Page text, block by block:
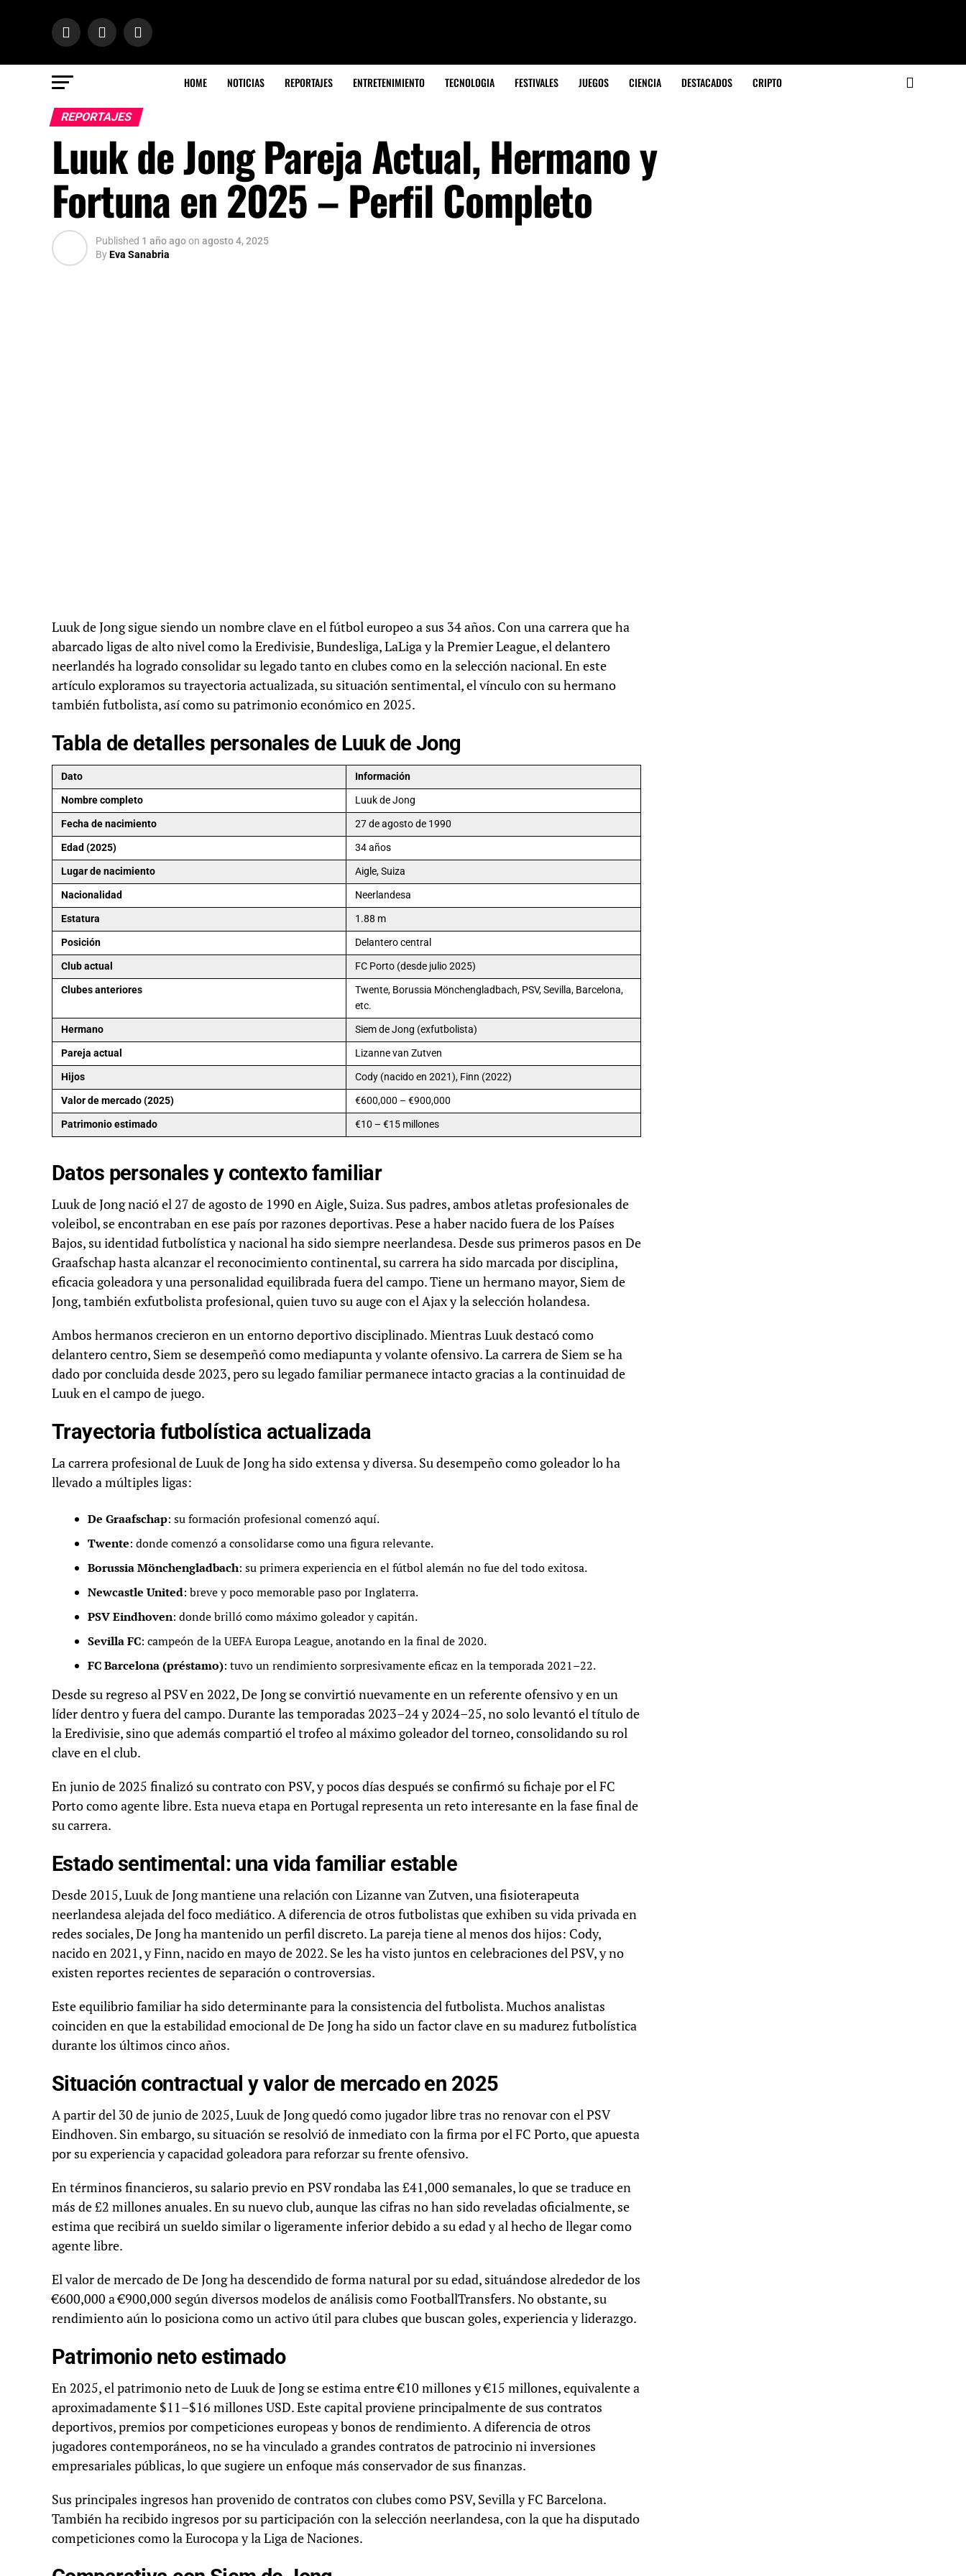
HOME NOTICIAS REPORTAJES ENTRETENIMIENTO TECNOLOGIA FESTIVALES JUEGOS CIENCIA DESTACADOS CRIPTO
REPORTAJES
Luuk de Jong Pareja Actual, Hermano y
Fortuna en 2025 – Perfil Completo
Published 1 año agoon agosto 4, 2025
ByEva Sanabria
Luuk de Jong sigue siendo un nombre clave en el fútbol europeo a sus 34 años. Con una carrera que ha
abarcado ligas de alto nivel como la Eredivisie, Bundesliga, LaLiga y la Premier League, el delantero
neerlandés ha logrado consolidar su legado tanto en clubes como en la selección nacional. En este
artículo exploramos su trayectoria actualizada, su situación sentimental, el vínculo con su hermano
también futbolista, así como su patrimonio económico en 2025.
Tabla de detalles personales de Luuk de Jong
Dato
Información
Nombre completo
Luuk de Jong
Fecha de nacimiento
27 de agosto de 1990
Edad (2025)
34 años
Lugar de nacimiento
Aigle, Suiza
Nacionalidad
Neerlandesa
Estatura
1.88 m
Posición
Delantero central
Club actual
FC Porto (desde julio 2025)
Clubes anteriores
Twente, Borussia Mönchengladbach, PSV, Sevilla, Barcelona,
etc.
Hermano
Siem de Jong (exfutbolista)
Pareja actual
Lizanne van Zutven
Hijos
Cody (nacido en 2021), Finn (2022)
Valor de mercado (2025)
€600,000 – €900,000
Patrimonio estimado
€10 – €15 millones
Datos personales y contexto familiar
Luuk de Jong nació el 27 de agosto de 1990 en Aigle, Suiza. Sus padres, ambos atletas profesionales de
voleibol, se encontraban en ese país por razones deportivas. Pese a haber nacido fuera de los Países
Bajos, su identidad futbolística y nacional ha sido siempre neerlandesa. Desde sus primeros pasos en De
Graafschap hasta alcanzar el reconocimiento continental, su carrera ha sido marcada por disciplina,
eficacia goleadora y una personalidad equilibrada fuera del campo. Tiene un hermano mayor, Siem de
Jong, también exfutbolista profesional, quien tuvo su auge con el Ajax y la selección holandesa.
Ambos hermanos crecieron en un entorno deportivo disciplinado. Mientras Luuk destacó como
delantero centro, Siem se desempeñó como mediapunta y volante ofensivo. La carrera de Siem se ha
dado por concluida desde 2023, pero su legado familiar permanece intacto gracias a la continuidad de
Luuk en el campo de juego.
Trayectoria futbolística actualizada
La carrera profesional de Luuk de Jong ha sido extensa y diversa. Su desempeño como goleador lo ha
llevado a múltiples ligas:
De Graafschap: su formación profesional comenzó aquí.
Twente: donde comenzó a consolidarse como una figura relevante.
Borussia Mönchengladbach: su primera experiencia en el fútbol alemán no fue del todo exitosa.
Newcastle United: breve y poco memorable paso por Inglaterra.
PSV Eindhoven: donde brilló como máximo goleador y capitán.
Sevilla FC: campeón de la UEFA Europa League, anotando en la final de 2020.
FC Barcelona (préstamo): tuvo un rendimiento sorpresivamente eficaz en la temporada 2021–22.
Desde su regreso al PSV en 2022, De Jong se convirtió nuevamente en un referente ofensivo y en un
líder dentro y fuera del campo. Durante las temporadas 2023–24 y 2024–25, no solo levantó el título de
la Eredivisie, sino que además compartió el trofeo al máximo goleador del torneo, consolidando su rol
clave en el club.
En junio de 2025 finalizó su contrato con PSV, y pocos días después se confirmó su fichaje por el FC
Porto como agente libre. Esta nueva etapa en Portugal representa un reto interesante en la fase final de
su carrera.
Estado sentimental: una vida familiar estable
Desde 2015, Luuk de Jong mantiene una relación con Lizanne van Zutven, una fisioterapeuta
neerlandesa alejada del foco mediático. A diferencia de otros futbolistas que exhiben su vida privada en
redes sociales, De Jong ha mantenido un perfil discreto. La pareja tiene al menos dos hijos: Cody,
nacido en 2021, y Finn, nacido en mayo de 2022. Se les ha visto juntos en celebraciones del PSV, y no
existen reportes recientes de separación o controversias.
Este equilibrio familiar ha sido determinante para la consistencia del futbolista. Muchos analistas
coinciden en que la estabilidad emocional de De Jong ha sido un factor clave en su madurez futbolística
durante los últimos cinco años.
Situación contractual y valor de mercado en 2025
A partir del 30 de junio de 2025, Luuk de Jong quedó como jugador libre tras no renovar con el PSV
Eindhoven. Sin embargo, su situación se resolvió de inmediato con la firma por el FC Porto, que apuesta
por su experiencia y capacidad goleadora para reforzar su frente ofensivo.
En términos financieros, su salario previo en PSV rondaba las £41,000 semanales, lo que se traduce en
más de £2 millones anuales. En su nuevo club, aunque las cifras no han sido reveladas oficialmente, se
estima que recibirá un sueldo similar o ligeramente inferior debido a su edad y al hecho de llegar como
agente libre.
El valor de mercado de De Jong ha descendido de forma natural por su edad, situándose alrededor de los
€600,000 a €900,000 según diversos modelos de análisis como FootballTransfers. No obstante, su
rendimiento aún lo posiciona como un activo útil para clubes que buscan goles, experiencia y liderazgo.
Patrimonio neto estimado
En 2025, el patrimonio neto de Luuk de Jong se estima entre €10 millones y €15 millones, equivalente a
aproximadamente $11–$16 millones USD. Este capital proviene principalmente de sus contratos
deportivos, premios por competiciones europeas y bonos de rendimiento. A diferencia de otros
jugadores contemporáneos, no se ha vinculado a grandes contratos de patrocinio ni inversiones
empresariales públicas, lo que sugiere un enfoque más conservador de sus finanzas.
Sus principales ingresos han provenido de contratos con clubes como PSV, Sevilla y FC Barcelona.
También ha recibido ingresos por su participación con la selección neerlandesa, con la que ha disputado
competiciones como la Eurocopa y la Liga de Naciones.